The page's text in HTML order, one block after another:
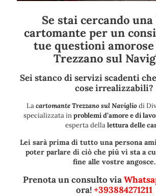
Se stai cercando
cartomante per un
tue questioni
Trezzano sul
Sei stanco di servizi scadenti
cose irrealizzabili?
Lacartomante Trezzano sul Navigliodi
specializzata inproblemi d’amore e di
esperta dellalettura delle
Lei sarà prima di tutto una persona
poter parlare di ciò che più vi sta a
fine alle vostre angosce.
Prenota un consulto via
ora!+393884271211